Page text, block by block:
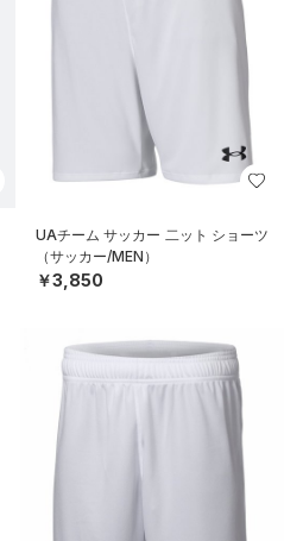
UAチーム サッカー 二ット ショーツ
（サッカー/MEN）
￥3,850